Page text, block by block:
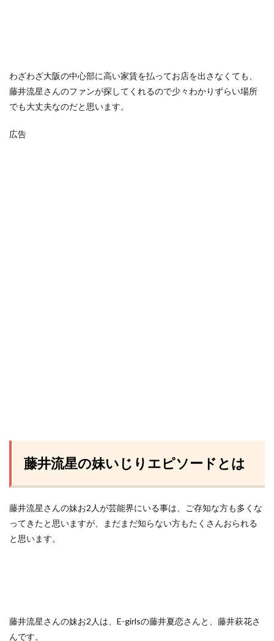
わざわざ大阪の中心部に高い家賃を払ってお店を出さなくても、
藤井流星さんのファンが探してくれるので少々わかりずらい場所
でも大丈夫なのだと思います。
広告
藤井流星の妹いじりエピソードとは
藤井流星さんの妹お2人が芸能界にいる事は、ご存知な方も多くな
ってきたと思いますが、まだまだ知らない方もたくさんおられる
と思います。
藤井流星さんの妹お2人は、E-girlsの藤井夏恋さんと、藤井萩花さ
んです。